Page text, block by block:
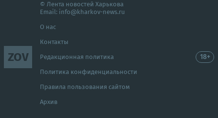
ZOV
© Лента новостей Харькова
Email: info@kharkov-news.ru
О нас
Контакты
Редакционная политика
Политика конфиденциальности
Правила пользования сайтом
Архив
18+